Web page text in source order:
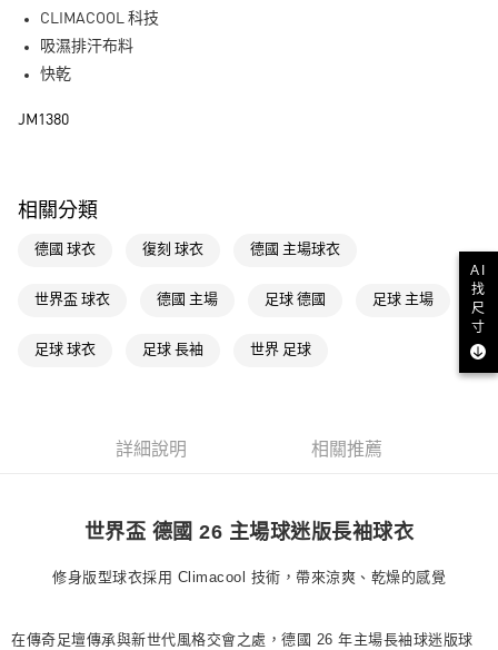
每筆NT$80，滿NT$1,500(含以上)免運費
每筆NT$80，滿NT$1,500(含以上)免運費
萊爾富取貨付款
付款後萊爾富取貨
每筆NT$80，滿NT$1,500(含以上)免運費
付款後7-11取貨
CLIMACOOL 科技
吸濕排汗布料
快乾
JM1380
相關分類
德國 球衣 復刻 球衣 德國 主場球衣
世界盃 球衣 德國 主場 足球 德國 足球 主場
足球 球衣 足球 長袖 世界 足球
詳細說明 相關推薦
世界盃 德國 26 主場球迷版長袖球衣
修身版型球衣採用 Climacool 技術，帶來涼爽、乾燥的感覺
在傳奇足壇傳承與新世代風格交會之處，德國 26 年主場長袖球迷版球
AI
找
尺
寸